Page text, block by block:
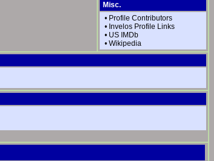
Misc.
• Profile Contributors
• Invelos Profile Links
• US IMDb
• Wikipedia